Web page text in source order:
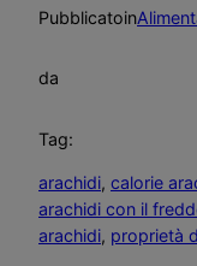
Pubblicatoin
da
Tag:
arachidi, calorie
arachidi con il
arachidi, proprietà